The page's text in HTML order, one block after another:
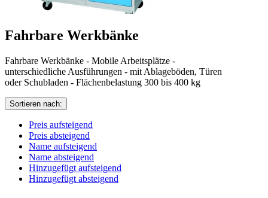
Fahrbare Werkbänke
Fahrbare Werkbänke - Mobile Arbeitsplätze -
unterschiedliche Ausführungen - mit Ablageböden, Türen
oder Schubladen - Flächenbelastung 300 bis 400 kg
Sortieren nach:
Preis aufsteigend
Preis absteigend
Name aufsteigend
Name absteigend
Hinzugefügt aufsteigend
Hinzugefügt absteigend